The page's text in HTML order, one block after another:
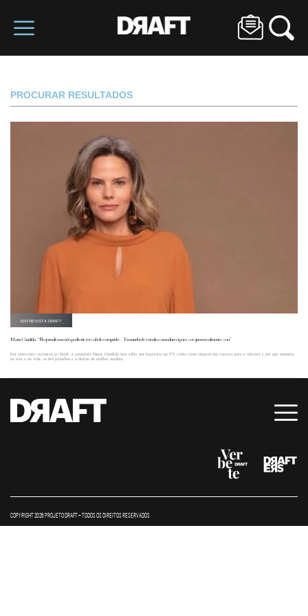
PROCURAR RESULTADOS
ENTREVISTA DRAFT
Maria Cândida: “No jornalismo não podia rir, ter cabelo comprido… Eu mudei de veículo e amadureci para ser quem realmente sou”
Em entrevista exclusiva ao Draft, a jornalista Maria Cândida fala sobre sua trajetória na TV, conta como migrou sua carreira para a internet e por que assumiu,
na tela e na vida, os fios grisalhos e a defesa da mulher madura.
COPYRIGHT 2026 PROJETO DRAFT – TODOS OS DIREITOS RESERVADOS